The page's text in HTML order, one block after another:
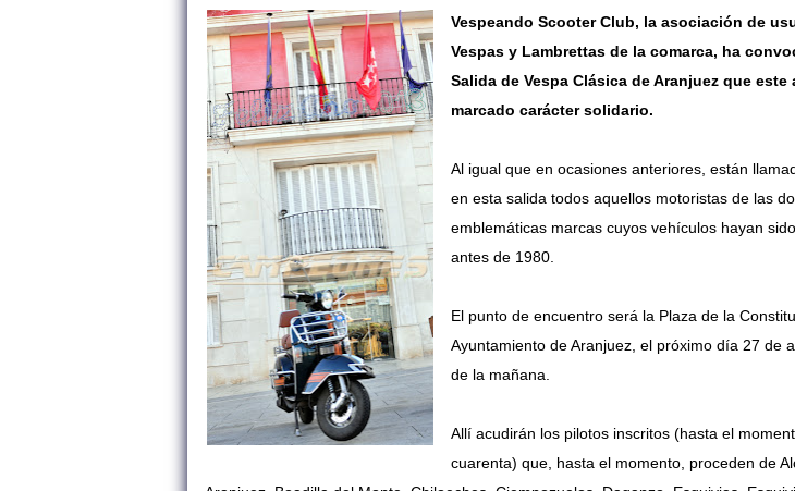
Vespeando Scooter Club, la asociación de
Vespas y Lambrettas de la comarca, ha
Salida de Vespa Clásica de Aranjuez que este
marcado carácter solidario.
Al igual que en ocasiones anteriores, están
en esta salida todos aquellos motoristas de las
emblemáticas marcas cuyos vehículos hayan
antes de 1980.
El punto de encuentro será la Plaza de la
Ayuntamiento de Aranjuez, el próximo día 27 de
de la mañana.
Allí acudirán los pilotos inscritos (hasta el
cuarenta) que, hasta el momento, proceden de